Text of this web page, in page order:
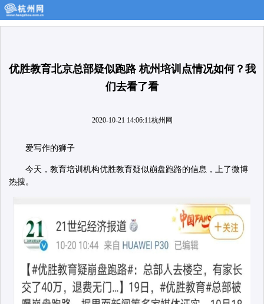
优胜教育北京总部疑似跑路 杭州培训点情况如何？我
们去看了看
2020-10-21 14:06:11杭州网
爱写作的狮子
今天，教育培训机构优胜教育疑似崩盘跑路的信息，上了微博
热搜。